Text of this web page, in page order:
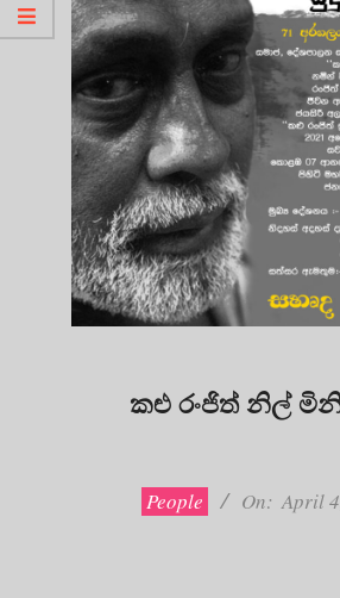
කළු රංජිත් නිල්
People On: April